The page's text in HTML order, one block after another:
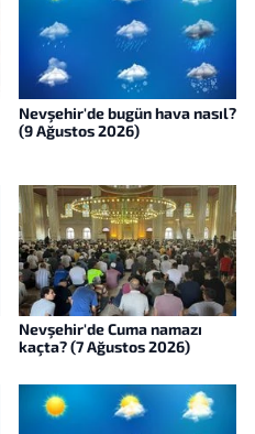
Nevşehir'de bugün hava nasıl?
(9 Ağustos 2026)
Nevşehir'de Cuma namazı
kaçta? (7 Ağustos 2026)